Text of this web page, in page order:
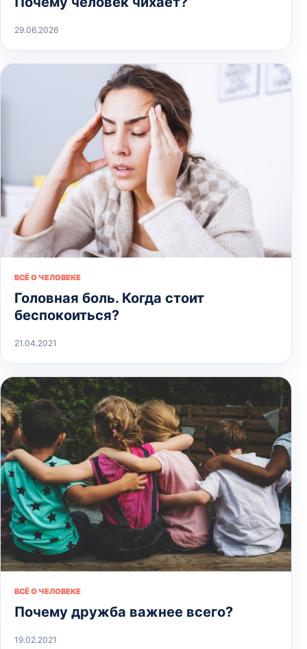
29.06.2026
ВСЁ О ЧЕЛОВЕКЕ
Головная боль. Когда стоит
беспокоиться?
21.04.2021
ВСЁ О ЧЕЛОВЕКЕ
Почему дружба важнее всего?
19.02.2021